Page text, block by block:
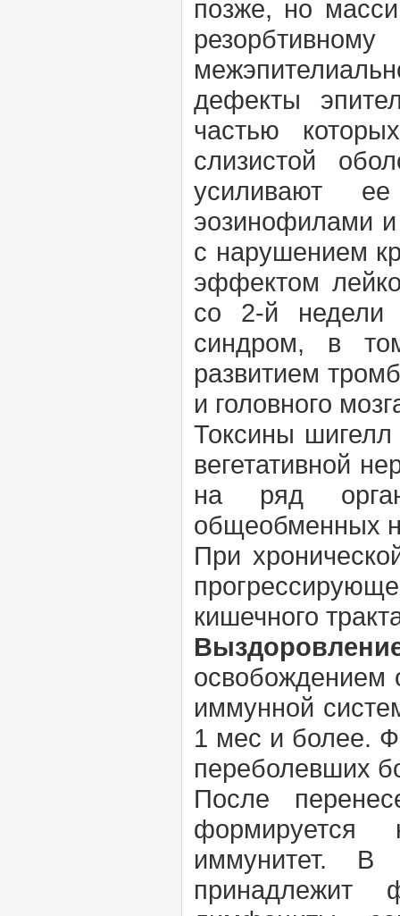
позже, но
дефекты
частью
слизистой
усиливают ее
эозинофилами и
с нарушением
эффектом
со 2-й недели
синдром, в
развитием
и головного
Токсины
вегетативной
на ряд
общеобменных
При
кишечного
освобождением
иммунной
1 мес и более.
переболевших
После
формируется
иммунитет. В
принадлежит